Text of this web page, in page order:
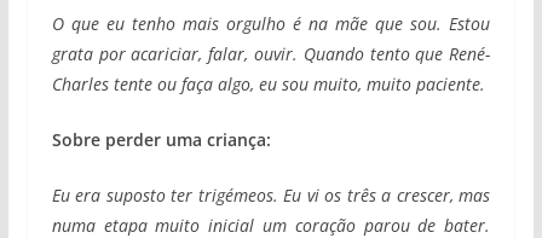
O que eu tenho mais orgulho é na mãe que sou. Estou
grata por acariciar, falar, ouvir. Quando tento que René-
Charles tente ou faça algo, eu sou muito, muito paciente.
Sobre perder uma criança:
Eu era suposto ter trigémeos. Eu vi os três a crescer, mas
numa etapa muito inicial um coração parou de bater.